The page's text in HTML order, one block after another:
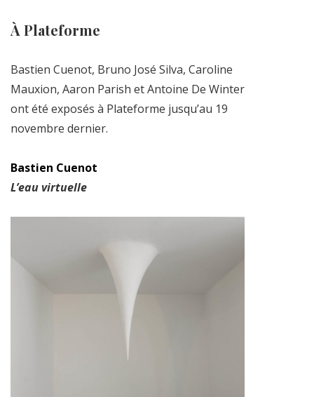
À Plateforme
Bastien Cuenot, Bruno José Silva, Caroline
Mauxion, Aaron Parish et Antoine De Winter
ont été exposés à Plateforme jusqu’au 19
novembre dernier.
Bastien Cuenot
L’eau virtuelle